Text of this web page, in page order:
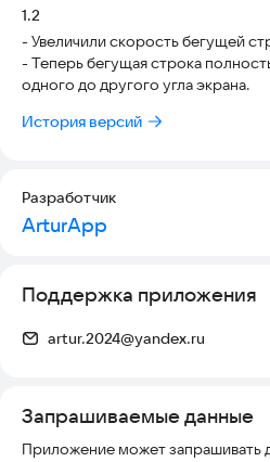
⭐ Изменение цвета бегущего
⭐ Изменение цвета фона баннера
⭐ Управление размером текста
⭐ Переход в полный экран и
⭐ Поддержка ваших любимых
⭐ Изменение направления
завлекающую вывеску вашего
Версия:
1.2
- Увеличили скорость бегущей
- Теперь бегущая строка
одного до другого угла экрана.
История версий
Разработчик
ArturApp
Поддержка приложения
artur.2024@yandex.ru
Запрашиваемые данные
Приложение может запрашивать